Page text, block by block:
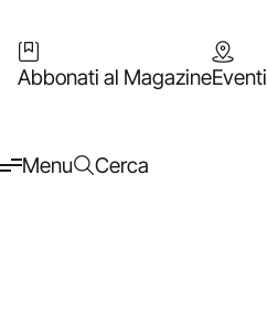
Abbonati al MagazineEventi
Menu Cerca